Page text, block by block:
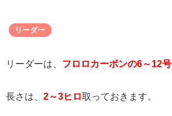
リーダー
リーダーは、 フロロカーボンの6～12号
長さは、 2～3ヒロ取っておきます。